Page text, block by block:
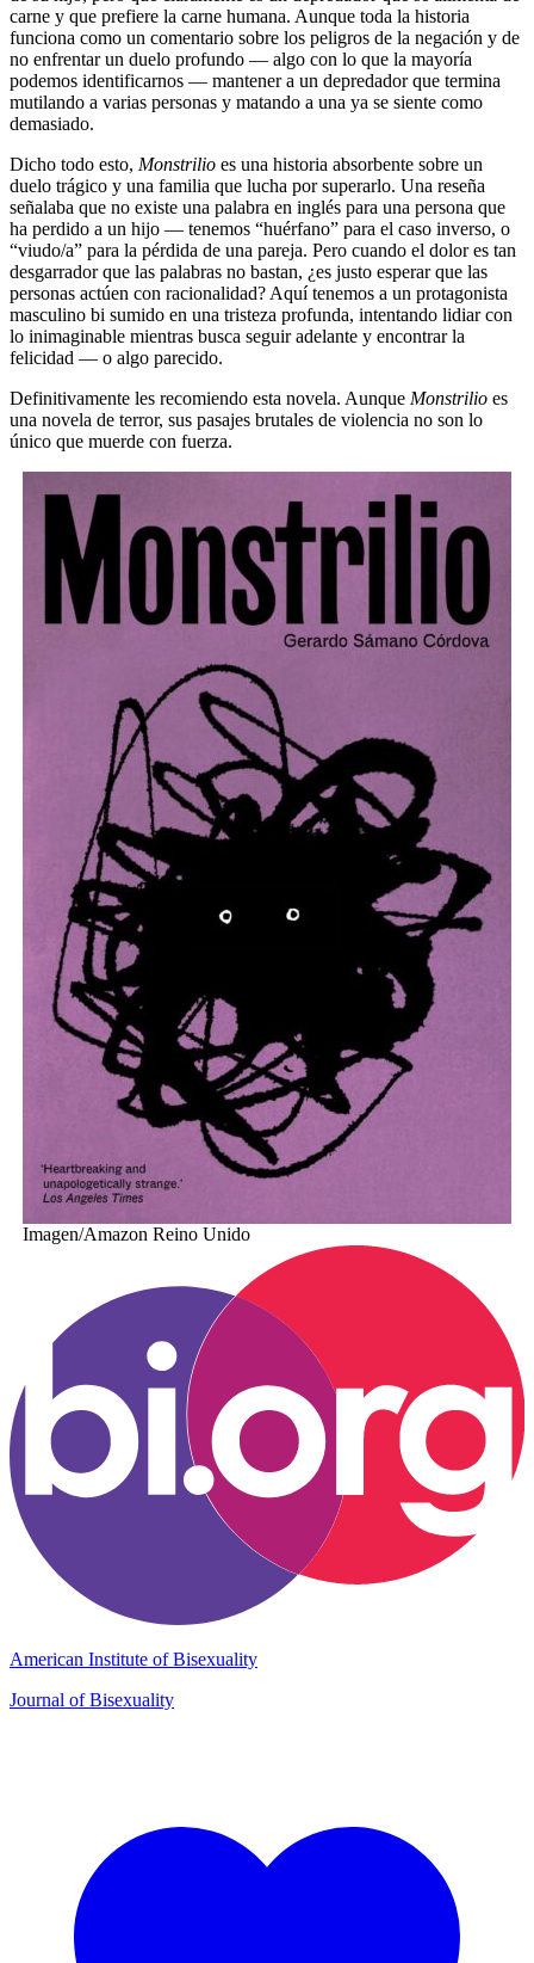
carne y que prefiere la carne humana. Aunque toda la historia
funciona como un comentario sobre los peligros de la negación y de
no enfrentar un duelo profundo — algo con lo que la mayoría
podemos identificarnos — mantener a un depredador que termina
mutilando a varias personas y matando a una ya se siente como
demasiado.
Dicho todo esto, Monstrilio es una historia absorbente sobre un
duelo trágico y una familia que lucha por superarlo. Una reseña
señalaba que no existe una palabra en inglés para una persona que
ha perdido a un hijo — tenemos “huérfano” para el caso inverso, o
“viudo/a” para la pérdida de una pareja. Pero cuando el dolor es tan
desgarrador que las palabras no bastan, ¿es justo esperar que las
personas actúen con racionalidad? Aquí tenemos a un protagonista
masculino bi sumido en una tristeza profunda, intentando lidiar con
lo inimaginable mientras busca seguir adelante y encontrar la
felicidad — o algo parecido.
Definitivamente les recomiendo esta novela. Aunque Monstrilio es
una novela de terror, sus pasajes brutales de violencia no son lo
único que muerde con fuerza.
Imagen/Amazon Reino Unido
American Institute of Bisexuality
Journal of Bisexuality